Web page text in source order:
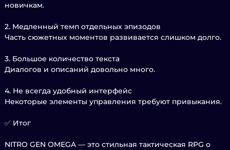
новичкам.
2. Медленный темп отдельных эпизодов
Часть сюжетных моментов развивается слишком долго.
3. Большое количество текста
Диалогов и описаний довольно много.
4. Не всегда удобный интерфейс
Некоторые элементы управления требуют привыкания.
✅ Итог
NITRO GEN OMEGA — это стильная тактическая RPG о